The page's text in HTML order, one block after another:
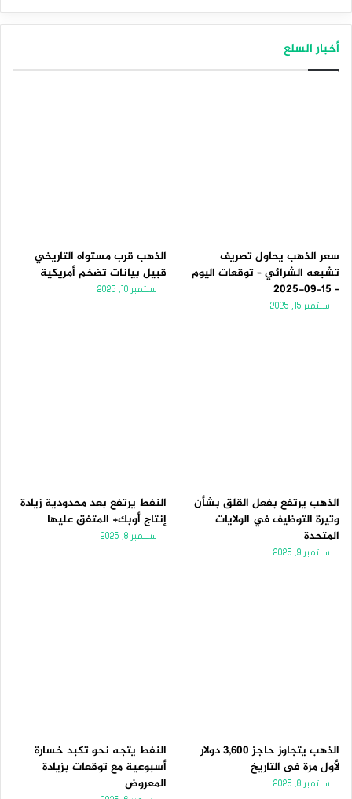
أخبار السلع
سعر الذهب يحاول تصريف
تشبعه الشرائي – توقعات اليوم
– 15-09-2025
سبتمبر 15, 2025
الذهب قرب مستواه التاريخي
قبيل بيانات تضخم أمريكية
سبتمبر 10, 2025
الذهب يرتفع بفعل القلق بشأن
وتيرة التوظيف في الولايات
المتحدة
سبتمبر 9, 2025
النفط يرتفع بعد محدودية زيادة
إنتاج أوبك+ المتفق عليها
سبتمبر 8, 2025
الذهب يتجاوز حاجز 3,600 دولار
لأول مرة فى التاريخ
سبتمبر 8, 2025
النفط يتجه نحو تكبد خسارة
أسبوعية مع توقعات بزيادة
المعروض